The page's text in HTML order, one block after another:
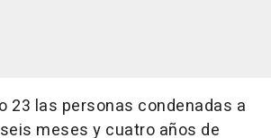
23 las personas condenadas a
meses y cuatro años de